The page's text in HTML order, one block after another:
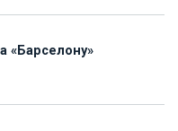
«Барселону»